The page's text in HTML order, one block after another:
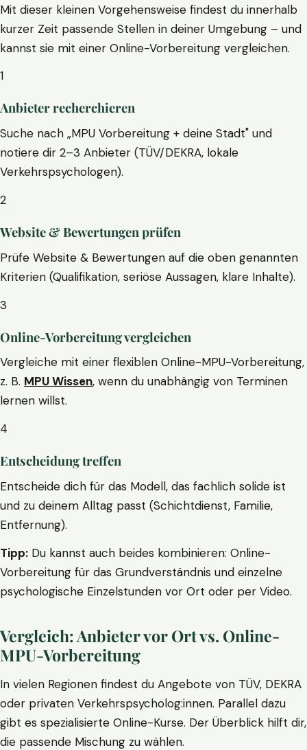
Mit dieser kleinen Vorgehensweise findest du innerhalb
kurzer Zeit passende Stellen in deiner Umgebung – und
kannst sie mit einer Online-Vorbereitung vergleichen.
1
Anbieter recherchieren
Suche nach „MPU Vorbereitung + deine Stadt" und
notiere dir 2–3 Anbieter (TÜV/DEKRA, lokale
Verkehrspsychologen).
2
Website & Bewertungen prüfen
Prüfe Website & Bewertungen auf die oben genannten
Kriterien (Qualifikation, seriöse Aussagen, klare Inhalte).
3
Online-Vorbereitung vergleichen
Vergleiche mit einer flexiblen Online-MPU-Vorbereitung,
z. B. MPU Wissen, wenn du unabhängig von Terminen
lernen willst.
4
Entscheidung treffen
Entscheide dich für das Modell, das fachlich solide ist
und zu deinem Alltag passt (Schichtdienst, Familie,
Entfernung).
Tipp: Du kannst auch beides kombinieren: Online-
Vorbereitung für das Grundverständnis und einzelne
psychologische Einzelstunden vor Ort oder per Video.
Vergleich: Anbieter vor Ort vs. Online-
MPU-Vorbereitung
In vielen Regionen findest du Angebote von TÜV, DEKRA
oder privaten Verkehrspsycholog:innen. Parallel dazu
gibt es spezialisierte Online-Kurse. Der Überblick hilft dir,
die passende Mischung zu wählen.